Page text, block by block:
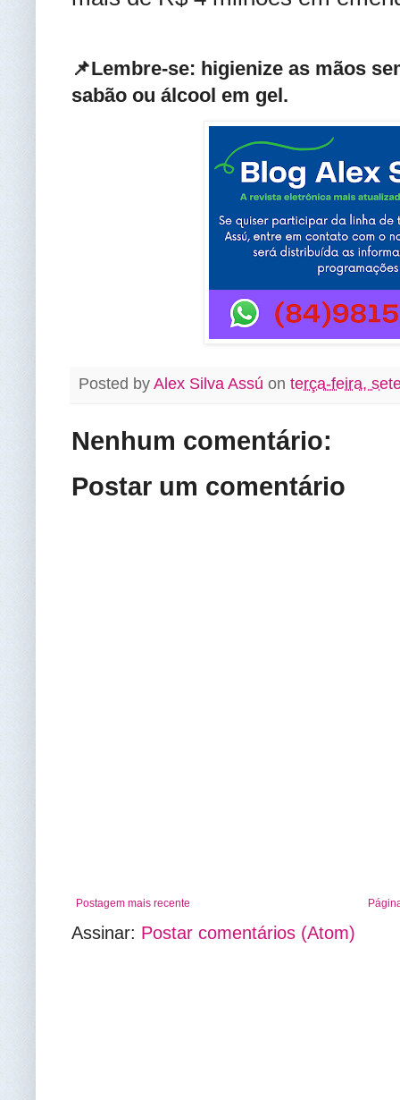
📌Lembre-se: higienize as mãos
sabão ou álcool em gel .
Posted by Alex Silva Assú on terça-feira,
Nenhum comentário:
Postar um comentário
Postagem mais recente
Assinar: Postar comentários (Atom)